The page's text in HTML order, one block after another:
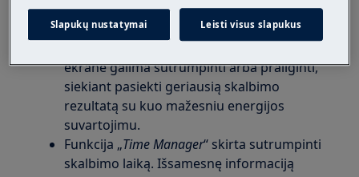
Po nustatymo skalbimo programos,
programa rodo numatomą programos
ekrane galima sutrumpinti arba prailginti,
siekiant pasiekti geriausią skalbimo
rezultatą su kuo mažesniu energijos
suvartojimu.
Funkcija „Time Manager“ skirta sutrumpinti
skalbimo laiką. Išsamesnę informaciją
Slapukų nustatymai Leisti visus slapukus